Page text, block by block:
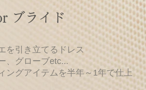
ブライド
を引き立てるドレス
、グローブetc...
ングアイテムを半年～1年で仕上